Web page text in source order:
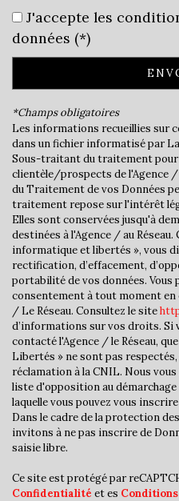
École primaire
statistiques
Nombre d'habitants
Propriétaires (vs.
Taxe habitation
Taxe foncière
Habitants de moins de 25
Habitants de 25 à 55 ans
Habitants de plus de 55
Nombre d'enfants par
Familles sans enfant
Familles avec 1 ou 2
Maisons
Familles avec 3 enfants
J'accepte les
données (*)
*Champs obligatoires
Les informations recueillies sur
dans un fichier informatisé par
Sous-traitant du traitement pour
clientèle/prospects de l'Agence /
du Traitement de vos Données
traitement repose sur l'intérêt
Elles sont conservées jusqu'à
destinées à l'Agence / au
informatique et libertés », vous
rectification, d’effacement,
portabilité de vos données.
consentement à tout moment
/ Le Réseau. Consultez le site
d’informations sur vos droits. Si
contacté l'Agence / le Réseau,
Libertés » ne sont pas
réclamation à la CNIL. Nous
liste d'opposition au
laquelle vous pouvez vous
Dans le cadre de la protection
invitons à ne pas inscrire de
saisie libre.
Ce site est protégé par
Confidentialité et es